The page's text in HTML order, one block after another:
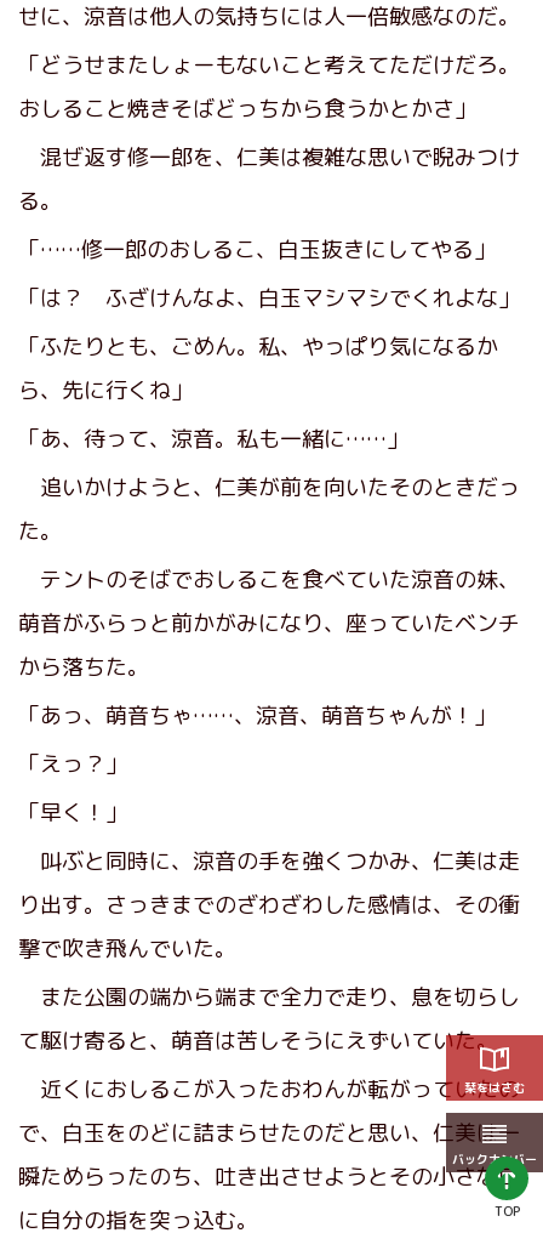
せに、涼音は他人の気持ちには人一倍敏感なのだ。
「どうせまたしょーもないこと考えてただけだろ。
おしること焼きそばどっちから食うかとかさ」
混ぜ返す修一郎を、仁美は複雑な思いで睨みつけ
る。
「……修一郎のおしるこ、白玉抜きにしてやる」
「は？ ふざけんなよ、白玉マシマシでくれよな」
「ふたりとも、ごめん。私、やっぱり気になるか
ら、先に行くね」
「あ、待って、涼音。私も一緒に……」
追いかけようと、仁美が前を向いたそのときだっ
た。
テントのそばでおしるこを食べていた涼音の妹、
萌音がふらっと前かがみになり、座っていたベンチ
から落ちた。
「あっ、萌音ちゃ……、涼音、萌音ちゃんが！」
「えっ？」
「早く！」
叫ぶと同時に、涼音の手を強くつかみ、仁美は走
り出す。さっきまでのざわざわした感情は、その衝
撃で吹き飛んでいた。
また公園の端から端まで全力で走り、息を切らし
て駆け寄ると、萌音は苦しそうにえずいていた。
近くにおしるこが入ったおわんが転がっていたの
で、白玉をのどに詰まらせたのだと思い、仁美は一
瞬ためらったのち、吐き出させようとその小さな口
に自分の指を突っ込む。
栞をはさむ
バックナンバー
TOP